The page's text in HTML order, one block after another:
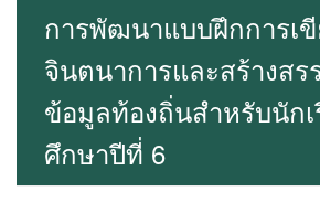
การพัฒนาแบบฝึกการเขี
จินตนาการและสร้างสร
ข้อมูลท้องถิ่นสำหรับนัก
ศึกษาปีที่ 6